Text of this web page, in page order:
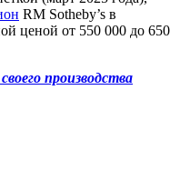
RM Sotheby’s в
ценой от 550 000 до 650
производства